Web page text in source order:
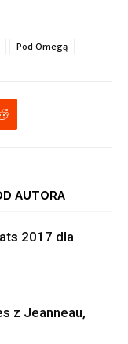
Pod Omegą
AUTORA
2017 dla
z Jeanneau,